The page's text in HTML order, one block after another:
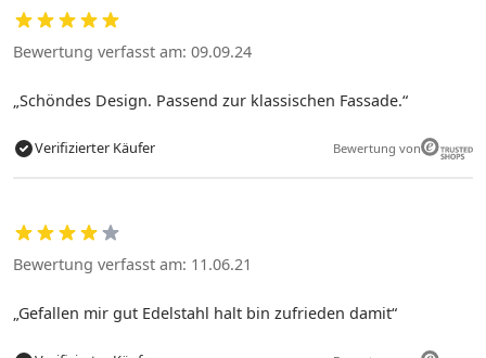
Bewertung verfasst am: 09.09.24
Schöndes Design. Passend zur klassischen Fassade.
Verifizierter Käufer Bewertung von
Bewertung verfasst am: 11.06.21
Gefallen mir gut Edelstahl halt bin zufrieden damit